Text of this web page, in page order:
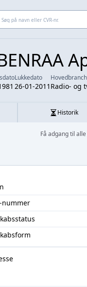
Lukkedato
26-01-2011 Radio- og
Historik
Få adgang til
nummer